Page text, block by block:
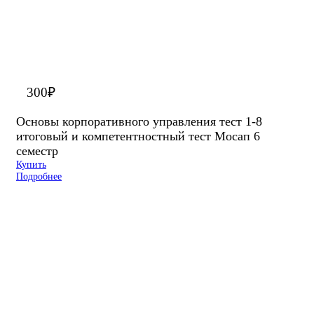
300₽
Основы корпоративного управления тест 1-8
итоговый и компетентностный тест Мосап 6
семестр
Купить
Подробнее